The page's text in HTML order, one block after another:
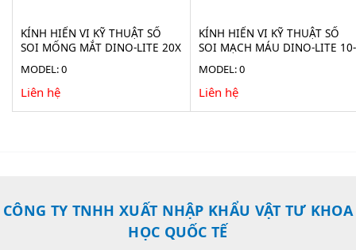
KÍNH HIỂN VI KỸ THUẬT SỐ
SOI MỐNG MẮT DINO-LITE 20X
MODEL: 0
Liên hệ
KÍNH HIỂN VI KỸ THUẬT SỐ
SOI MẠCH MÁU DINO-LITE 10-
MODEL: 0
Liên hệ
CÔNG TY TNHH XUẤT NHẬP KHẨU VẬT TƯ KHOA
HỌC QUỐC TẾ